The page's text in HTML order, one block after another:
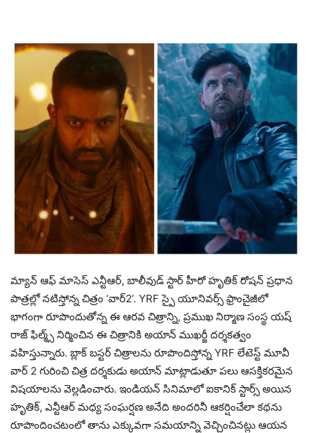
మ్యాన్ ఆఫ్ మాసెస్ ఎన్టీఆర్, బాలీవుడ్ స్టార్ హీరో హృతిక్ రోషన్ ప్రధాన
పాత్రల్లో నటిస్తోన్న చిత్రం ‘వార్2’. YRF స్పై యూనివర్స్‌ ఫ్రాంచైజీలో
భాగంగా రూపొందుతోన్న ఈ ఆరవ చిత్రాన్ని, ప్రముఖ నిర్మాణ సంస్థ యష్
రాజ్ ఫిల్మ్స్ నిర్మించిన ఈ చిత్రానికి అయాన్ ముఖర్జీ దర్శకత్వం
వహిస్తున్నారు. బ్లాక్ బస్టర్ చిత్రాలను రూపొందిస్తోన్న YRF లేటెస్ట్ మూవీ
వార్ 2 గురించి చిత్ర దర్శకుడు అయాన్ మాట్లాడుతూ పలు ఆసక్తికరమైన
విషయాలను వెల్లడించారు. ఇండియన్ సినిమాలో ఐకానిక్ స్టార్స్ అయిన
హృతిక్, ఎన్టీఆర్ మధ్య సంఘర్షణ అనేది అందరినీ ఆకర్షించేలా కథను
రూపొందించటంలో తాను ఎక్కువగా సమయాన్ని వెచ్చించినట్లు ఆయన